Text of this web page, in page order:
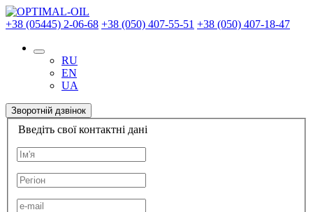
+38 (05445) 2-06-68 +38 (050) 407-55-51 +38 (050) 407-18-47
RU
EN
UA
Зворотній дзвінок
Введіть свої контактні дані